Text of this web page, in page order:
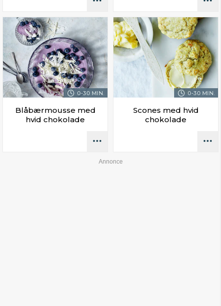
0-30 MIN.
Blåbærmousse med
hvid chokolade
0-30 MIN.
Scones med hvid
chokolade